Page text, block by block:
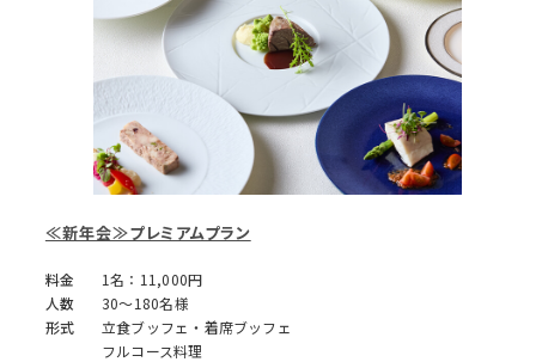
≪新年会≫プレミアムプラン
料金
1名：11,000円
人数
30～180名様
形式
立食ブッフェ・着席ブッフェ
フルコース料理